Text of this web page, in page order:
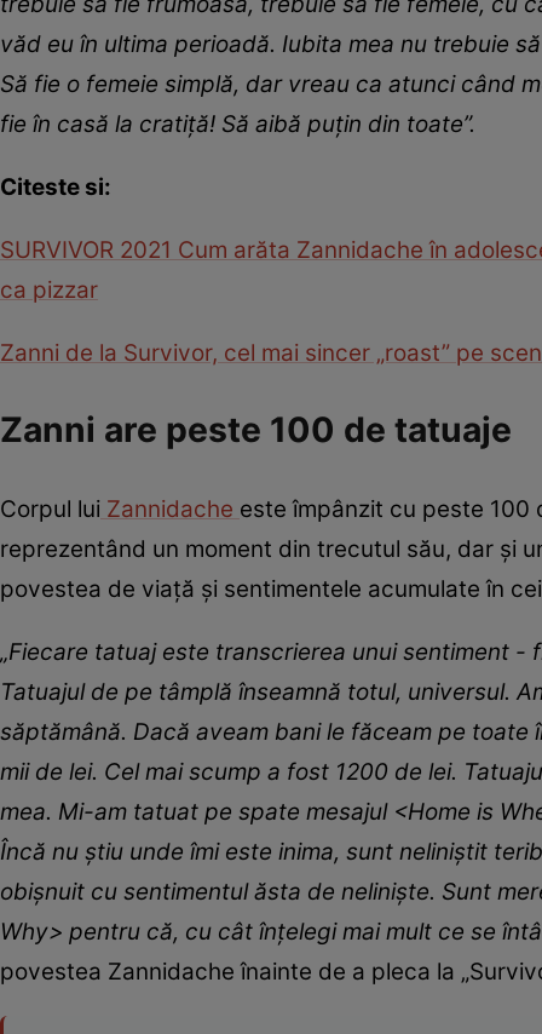
văd eu în ultima perioadă. Iubita mea nu trebuie
Să fie o femeie simplă, dar vreau ca atunci când
fie în casă la cratiță! Să aibă puțin din toate”.
Citeste si:
SURVIVOR 2021 Cum arăta Zannidache în
ca pizzar
Zanni de la Survivor, cel mai sincer „roast” pe
Zanni are peste 100 de tatuaje
Corpul lui Zannidache este împânzit cu peste
reprezentând un moment din trecutul său, dar și
povestea de viață și sentimentele acumulate în
„Fiecare tatuaj este transcrierea unui sentiment
Tatuajul de pe tâmplă înseamnă totul, universul.
săptămână. Dacă aveam bani le făceam pe
mii de lei. Cel mai scump a fost 1200 de lei.
mea. Mi-am tatuat pe spate mesajul <Home is
Încă nu știu unde îmi este inima, sunt neliniștit
obișnuit cu sentimentul ăsta de neliniște. Sunt
Why> pentru că, cu cât înțelegi mai mult ce se
povestea Zannidache înainte de a pleca la